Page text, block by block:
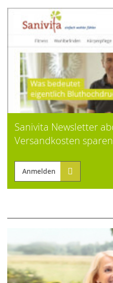
Sanivita Newsletter
Versandkosten sparen
Anmelden